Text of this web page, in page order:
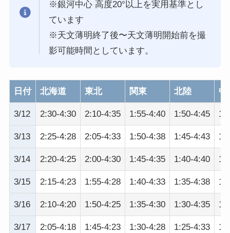
※銀河中心 高度20°以上を実用基準とし
ています
※天文薄明終了後〜天文薄明開始前を撮
影可能時間としています。
日付 北海道 東北 関東 北陸 中
3/12 2:30-4:30 2:10-4:35 1:55-4:40 1:50-4:45
3/13 2:25-4:28 2:05-4:33 1:50-4:38 1:45-4:43
3/14 2:20-4:25 2:00-4:30 1:45-4:35 1:40-4:40
3/15 2:15-4:23 1:55-4:28 1:40-4:33 1:35-4:38
3/16 2:10-4:20 1:50-4:25 1:35-4:30 1:30-4:35
3/17 2:05-4:18 1:45-4:23 1:30-4:28 1:25-4:33